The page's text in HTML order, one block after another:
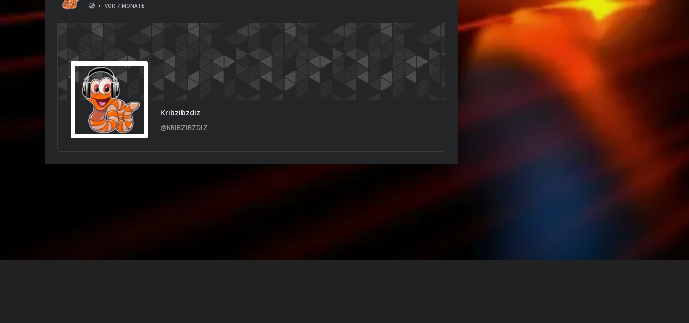
• VOR 7 MONATE
Kribzibzdiz
@KRIBZIBZDIZ